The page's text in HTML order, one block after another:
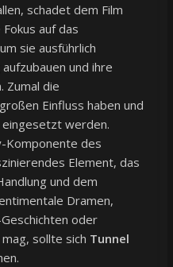
schadet dem Film
auf das
sie ausführlich
und ihre
Zumal die
Einfluss haben und
eingesetzt werden.
Komponente des
Element, das
und dem
Dramen,
oder
sollte sich Tunnel